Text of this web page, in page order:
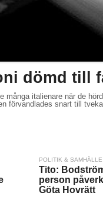
dömd till
många italienare när de
förvandlades snart till
POLITIK & SAMHÄLLE
Tito:
person
Göta Hovrätt